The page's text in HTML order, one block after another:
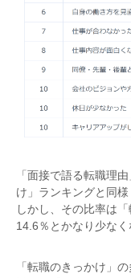
「面接で語る転職理
け」ランキングと同
しかし、その比率は
14.6％とかなり少なく
「転職のきっかけ」